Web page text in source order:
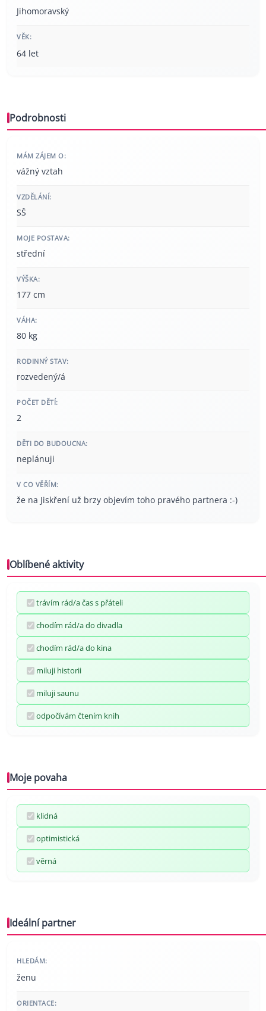
Jihomoravský
VĚK:
64 let
Podrobnosti
MÁM ZÁJEM O:
vážný vztah
VZDĚLÁNÍ:
SŠ
MOJE POSTAVA:
střední
VÝŠKA:
177 cm
VÁHA:
80 kg
RODINNÝ STAV:
rozvedený/á
POČET DĚTÍ:
2
DĚTI DO BUDOUCNA:
neplánuji
V CO VĚŘÍM:
že na Jiskření už brzy objevím toho pravého partnera :-)
Oblíbené aktivity
trávím rád/a čas s přáteli
chodím rád/a do divadla
chodím rád/a do kina
miluji historii
miluji saunu
odpočívám čtením knih
Moje povaha
klidná
optimistická
věrná
Ideální partner
HLEDÁM:
ženu
ORIENTACE: